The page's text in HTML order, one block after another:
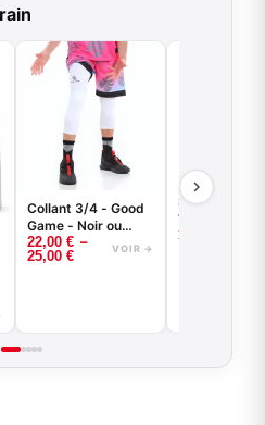
Collant 3/4 - Good
Game - Noir ou
Blanc -
BASKETBALL
22,00 € –
25,00 € VOIR →
Short de
VENICE
35,00